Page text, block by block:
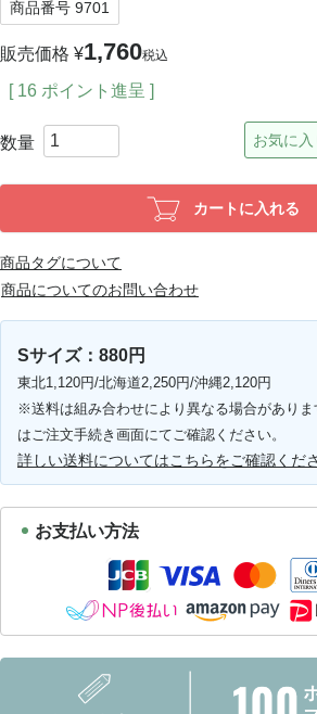
商品番号 9701
販売価格 ¥1,760税込
[ 16 ポイント進呈 ]
お気に
カートに入れる
商品タグについて
商品についてのお問い合わせ
Sサイズ：880円
東北1,120円/北海道2,250円/沖縄2,120円
※送料は組み合わせにより異なる場合があり
はご注文手続き画面にてご確認ください。
詳しい送料についてはこちらをご確認くだ
お支払い方法